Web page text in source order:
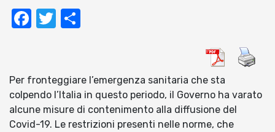
Facebook
Twitter
Per fronteggiare l’emergenza sanitaria che sta
colpendo l’Italia in questo periodo, il Governo ha varato
alcune misure di contenimento alla diffusione del
Covid-19. Le restrizioni presenti nelle norme, che